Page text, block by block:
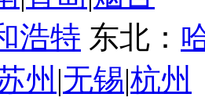
浩特 东北：
州 |无锡|杭州